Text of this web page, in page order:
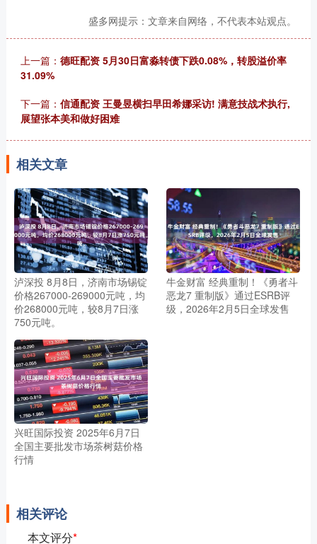
盛多网提示：文章来自网络，不代表本站观点。
上一篇： 德旺配资 5月30日富淼转债下跌0.08%，转股溢价率
31.09%
下一篇： 信通配资 王曼昱横扫早田希娜采访! 满意技战术执行,
展望张本美和做好困难
相关文章
泸深投 8月8日，济南市场锡锭
价格267000-269000元吨，均
价268000元吨，较8月7日涨
750元吨。
牛金财富 经典重制！《勇者斗
恶龙7 重制版》通过ESRB评
级，2026年2月5日全球发售
兴旺国际投资 2025年6月7日
全国主要批发市场茶树菇价格
行情
相关评论
本文评分*